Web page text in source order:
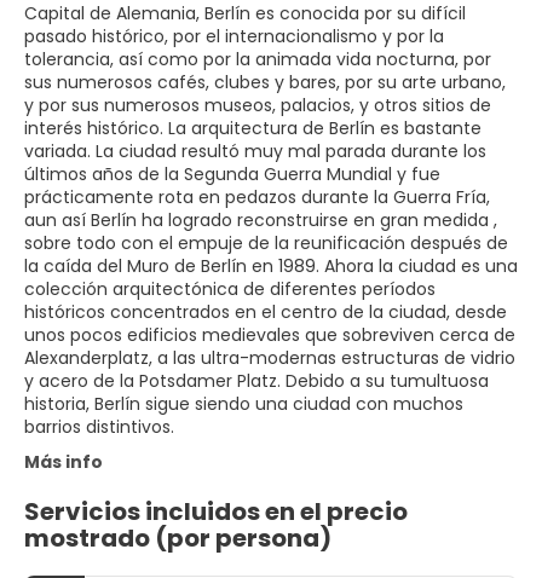
Capital de Alemania, Berlín es conocida por su difícil
pasado histórico, por el internacionalismo y por la
tolerancia, así como por la animada vida nocturna, por
sus numerosos cafés, clubes y bares, por su arte urbano,
y por sus numerosos museos, palacios, y otros sitios de
interés histórico. La arquitectura de Berlín es bastante
variada. La ciudad resultó muy mal parada durante los
últimos años de la Segunda Guerra Mundial y fue
prácticamente rota en pedazos durante la Guerra Fría,
aun así Berlín ha logrado reconstruirse en gran medida ,
sobre todo con el empuje de la reunificación después de
la caída del Muro de Berlín en 1989. Ahora la ciudad es una
colección arquitectónica de diferentes períodos
históricos concentrados en el centro de la ciudad, desde
unos pocos edificios medievales que sobreviven cerca de
Alexanderplatz, a las ultra-modernas estructuras de vidrio
y acero de la Potsdamer Platz. Debido a su tumultuosa
historia, Berlín sigue siendo una ciudad con muchos
barrios distintivos.
Más info
Servicios incluidos en el precio
mostrado (por persona)